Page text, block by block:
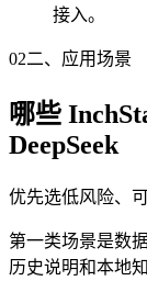
接入。
02二、应用场景
哪些
DeepSeek
优先选低风险、
第一类场景是数
历史说明和本地